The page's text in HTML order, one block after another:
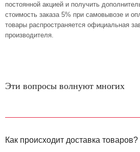
постоянной акцией и получить
стоимость заказа 5% при самовывозе и
товары распространяется официальная
производителя.
Эти вопросы волнуют многих
Как происходит доставка товаров?